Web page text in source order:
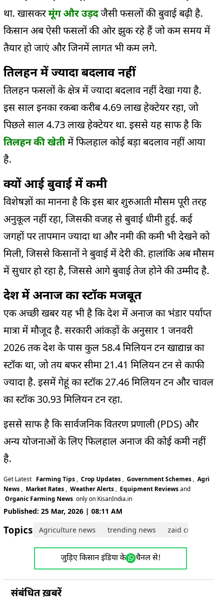
था. खासकरमूंग और उड़दजैसी फसलों की बुवाई बढ़ी है.
किसान अब ऐसी फसलों की ओर झुक रहे हैं जो कम समय में
तैयार हो जाएं और जिनमें लागत भी कम लगे.
तिलहन में ज्यादा बदलाव नहीं
तिलहन फसलों के क्षेत्र में ज्यादा बदलाव नहीं देखा गया है.
इस साल इनका रकबा करीब 4.69 लाख हेक्टेयर रहा, जो
पिछले साल 4.73 लाख हेक्टेयर था. इससे यह साफ है कि
तिलहन की खेतीमें फिलहाल कोई बड़ा बदलाव नहीं आया
है.
क्यों आई बुवाई में कमी
विशेषज्ञों का मानना है कि इस बार शुरुआती मौसम पूरी तरह
अनुकूल नहीं रहा, जिसकी वजह से बुवाई धीमी हुई. कई
जगहों पर तापमान ज्यादा था और नमी की कमी भी देखने को
मिली, जिससे किसानों ने बुवाई में देरी की. हालांकि अब मौसम
में सुधार हो रहा है, जिससे आगे बुवाई तेज होने की उम्मीद है.
देश में अनाज का स्टॉक मजबूत
एक अच्छी खबर यह भी है कि देश में अनाज का भंडार पर्याप्त
मात्रा में मौजूद है. सरकारी आंकड़ों के अनुसार 1 जनवरी
2026 तक देश के पास कुल 58.4 मिलियन टन खाद्यान्न का
स्टॉक था, जो तय बफर सीमा 21.41 मिलियन टन से काफी
ज्यादा है. इसमें गेहूं का स्टॉक 27.46 मिलियन टन और चावल
का स्टॉक 30.93 मिलियन टन रहा.
इससे साफ है कि सार्वजनिक वितरण प्रणाली (PDS) और
अन्य योजनाओं के लिए फिलहाल अनाज की कोई कमी नहीं
है.
Get Latest Farming Tips , Crop Updates , Government Schemes , Agri
News , Market Rates , Weather Alerts , Equipment Reviewsand
Organic Farming News only on KisanIndia.in
Published: 25 Mar, 2026 | 08:11 AM
Topics: Agriculture news trending news zaid crops
जुड़िए किसान इंडिया के चैनल से!
संबंधित ख़बरें